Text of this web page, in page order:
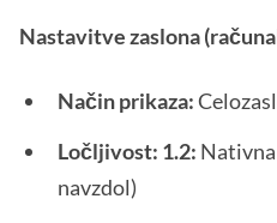
Nastavitve zaslona
Način prikaza:
Ločljivost: 1.2: Nativna
navzdol)